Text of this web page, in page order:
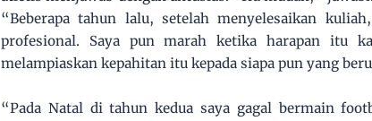
“Beberapa tahun lalu, setelah menyelesaikan
profesional. Saya pun marah ketika harapan itu
melampiaskan kepahitan itu kepada siapa pun yang
“Pada Natal di tahun kedua saya gagal bermain